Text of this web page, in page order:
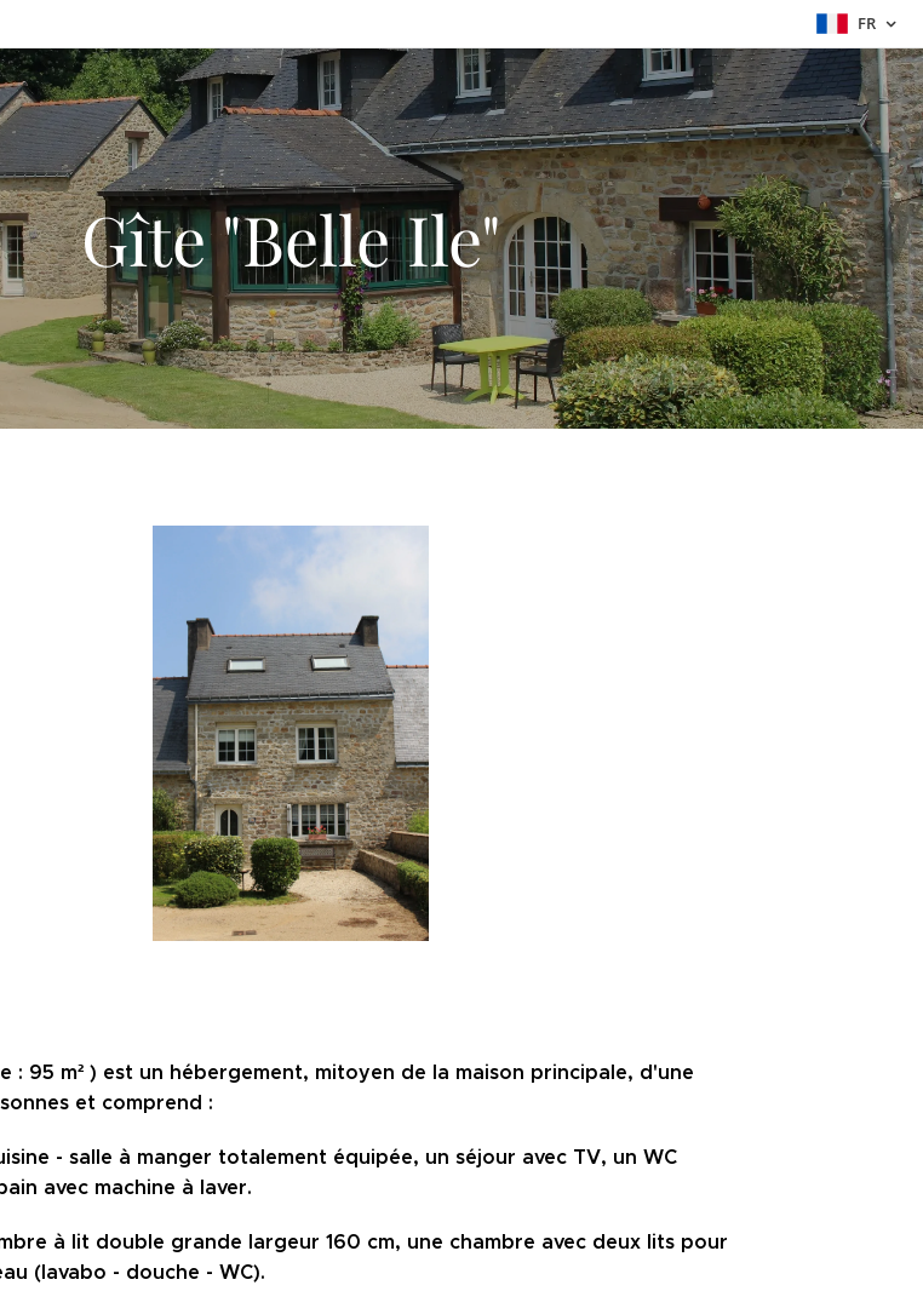
FR
Gîte "Belle Ile"
: 95 m² ) est un hébergement, mitoyen de la maison principale, d'une
et comprend :
- salle à manger totalement équipée, un séjour avec TV, un WC
avec machine à laver.
à lit double grande largeur 160 cm, une chambre avec deux lits pour
(lavabo - douche - WC).